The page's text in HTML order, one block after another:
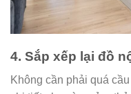
4. Sắp xếp lại đồ
Không cần phải quá